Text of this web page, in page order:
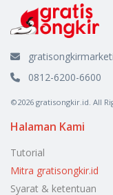
0812-6200-6600
©2026 gratisongkir.id. All
Halaman Kami
Tutorial
Mitra gratisongkir.id
Syarat & ketentuan